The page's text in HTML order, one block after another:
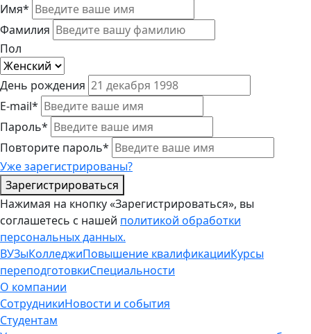
Имя*
Фамилия
Пол
День рождения
E-mail*
Пароль*
Повторите пароль*
Уже зарегистрированы?
Зарегистрироваться
Нажимая на кнопку «Зарегистрироваться», вы
соглашетесь с нашей политикой обработки
персональных данных.
ВУЗыКолледжиПовышение квалификацииКурсы
переподготовкиСпециальности
О компании
СотрудникиНовости и события
Студентам